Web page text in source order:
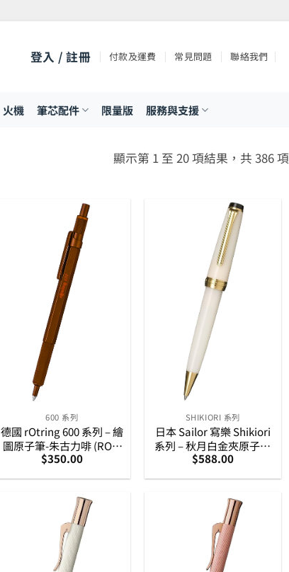
登入 / 註冊 付款及運費 常見問題 聯絡我們
火機 筆芯配件 限量版 服務與支援
顯示第 1 至 20 項結果，共 386 項
600 系列
德國 rOtring 600 系列 – 繪
圖原子筆-朱古力啡 (ROT-
600-CHOCO-BP)
$350.00
SHIKIORI 系列
日本 Sailor 寫樂 Shikiori
系列 – 秋月白金夾原子筆
(16-0719-203)
$588.00